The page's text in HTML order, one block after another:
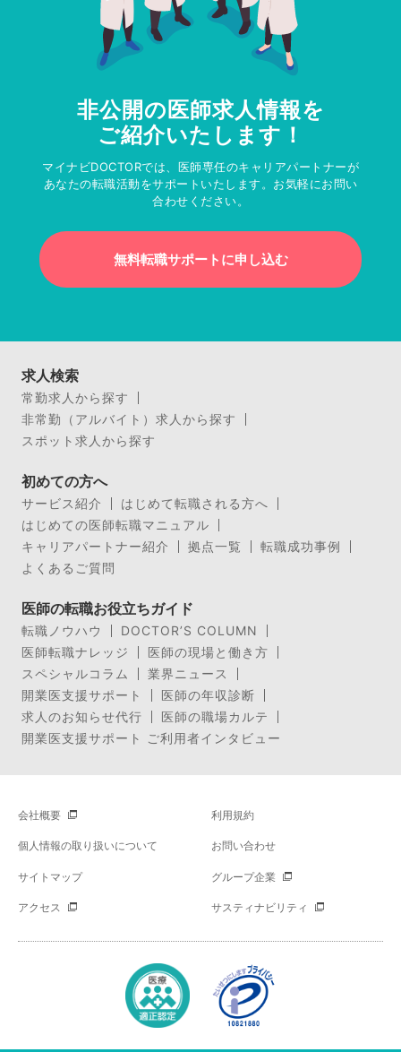
非公開の医師求人情報を
ご紹介いたします！
マイナビDOCTORでは、医師専任のキャリアパートナーが
あなたの転職活動をサポートいたします。お気軽にお問い
合わせください。
無料転職サポートに申し込む
求人検索
常勤求人から探す
非常勤（アルバイト）求人から探す
スポット求人から探す
初めての方へ
サービス紹介
はじめて転職される方へ
はじめての医師転職マニュアル
キャリアパートナー紹介
拠点一覧
転職成功事例
よくあるご質問
医師の転職お役立ちガイド
転職ノウハウ
DOCTOR’S COLUMN
医師転職ナレッジ
医師の現場と働き方
スペシャルコラム
業界ニュース
開業医支援サポート
医師の年収診断
求人のお知らせ代行
医師の職場カルテ
開業医支援サポート ご利用者インタビュー
会社概要 利用規約
個人情報の取り扱いについて お問い合わせ
サイトマップ グループ企業
アクセス サスティナビリティ